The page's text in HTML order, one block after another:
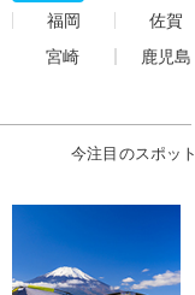
福岡
佐賀
宮崎
鹿児島
今注目のスポッ